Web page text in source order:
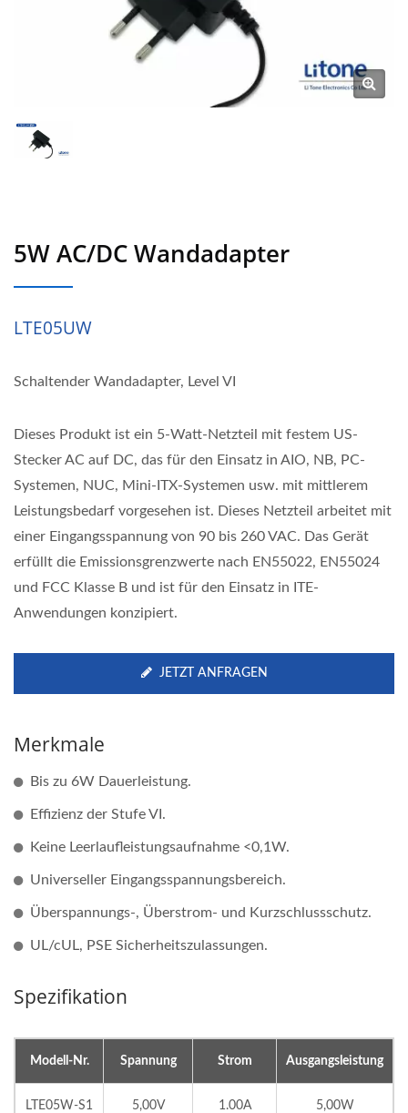
5W AC/DC Wandadapter
LTE05UW
Schaltender Wandadapter, Level VI
Dieses Produkt ist ein 5-Watt-Netzteil mit festem US-
Stecker AC auf DC, das für den Einsatz in AIO, NB, PC-
Systemen, NUC, Mini-ITX-Systemen usw. mit mittlerem
Leistungsbedarf vorgesehen ist. Dieses Netzteil arbeitet mit
einer Eingangsspannung von 90 bis 260 VAC. Das Gerät
erfüllt die Emissionsgrenzwerte nach EN55022, EN55024
und FCC Klasse B und ist für den Einsatz in ITE-
Anwendungen konzipiert.
JETZT ANFRAGEN
Merkmale
Bis zu 6W Dauerleistung.
Effizienz der Stufe VI.
Keine Leerlaufleistungsaufnahme <0,1W.
Universeller Eingangsspannungsbereich.
Überspannungs-, Überstrom- und Kurzschlussschutz.
UL/cUL, PSE Sicherheitszulassungen.
Spezifikation
Modell-Nr. Spannung Strom Ausgangsleistung
LTE05W-S1 5,00V 1.00A 5,00W